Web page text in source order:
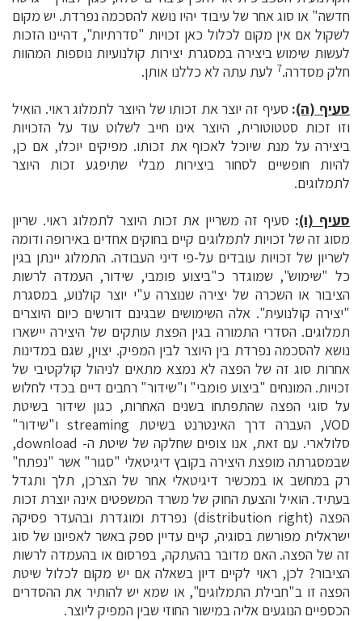
חדשה" או סוג אחר של עיבוד יהיו נושא להסכמה נפרדת. יש מקום
לשקול אם אין מקום לכלול כאן זכויות "סדרתיות", דהיינו הזכות
לעשות שימוש ביצירה במסגרת יצירות קולנועיות נוספות המהוות
חלק מסדרה.7 לעת עתה לא כללנו אותן.
סעיף (ה): סעיף זה יוצר את זכותו של היוצר לתמלוג ראוי. הואיל
וזו זכות סטטוטורית, היוצר אינו חייב לשלוט עוד על הזכויות
ביצירה על מנת שיוכל לאכוף את זכותו. מפיקים יוכלו, אם כן,
להיות חופשיים לסחור ביצירות מבלי שתיפגע זכות היוצר
לתמלוגים.
סעיף (ו): סעיף זה משריין את זכות היוצר לתמלוג ראוי. שריון
מסוג זה של זכויות לתמלוגים קיים בחוקים אחדים באירופה ודומה
לשריון של זכויות עובדים על-פי דיני העבודה. התמלוג יינתן בגין
כל "שימוש", שמוגדר כ"ביצוע פומבי, שידור, העמדה לרשות
הציבור או השכרה של יצירה שנוצרה ע"י יוצר קולנוע, במסגרת
"יצירה קולנועית". אלה השימושים שבגינם דורשים כיום היוצרים
תמלוגים. הסדרי התמורה בגין הפצת עותקים של היצירה יישארו
נושא להסכמה נפרדת בין היוצר לבין המפיק. יצוין, שגם במדינות
אחרות סוג זה של הפצה לא נמצא מתאים לניהול קולקטיבי של
זכויות. המונחים "ביצוע פומבי" ו"שידור" רחבים דיים בכדי לחלוש
על סוגי הפצה שהתפתחו בשנים האחרות, כגון שידור בשיטת
VOD, העברה דרך האינטרנט בשיטת streaming ו"שידור"
סלולארי. עם זאת, אנו צופים שחלקה של שיטת ה- download,
שבמסגרתה מופצת היצירה בקובץ דיגיטאלי "סגור" אשר "נפתח"
רק במחשב או במכשיר דיגיטאלי אחר של הצרכן, תלך ותגדל
בעתיד. הואיל והצעת החוק של משרד המשפטים אינה יוצרת זכות
הפצה (distribution right) נפרדת ומוגדרת ובהעדר פסיקה
ישראלית מפורשת בסוגיה, קיים עדיין ספק באשר לאפיונו של סוג
זה של הפצה. האם מדובר בהעתקה, בפרסום או בהעמדה לרשות
הציבור? לכן, ראוי לקיים דיון בשאלה אם יש מקום לכלול שיטת
הפצה זו ב"חבילת התמלוגים", או שמא יש להותיר את ההסדרים
הכספיים הנוגעים אליה במישור החוזי שבין המפיק ליוצר.